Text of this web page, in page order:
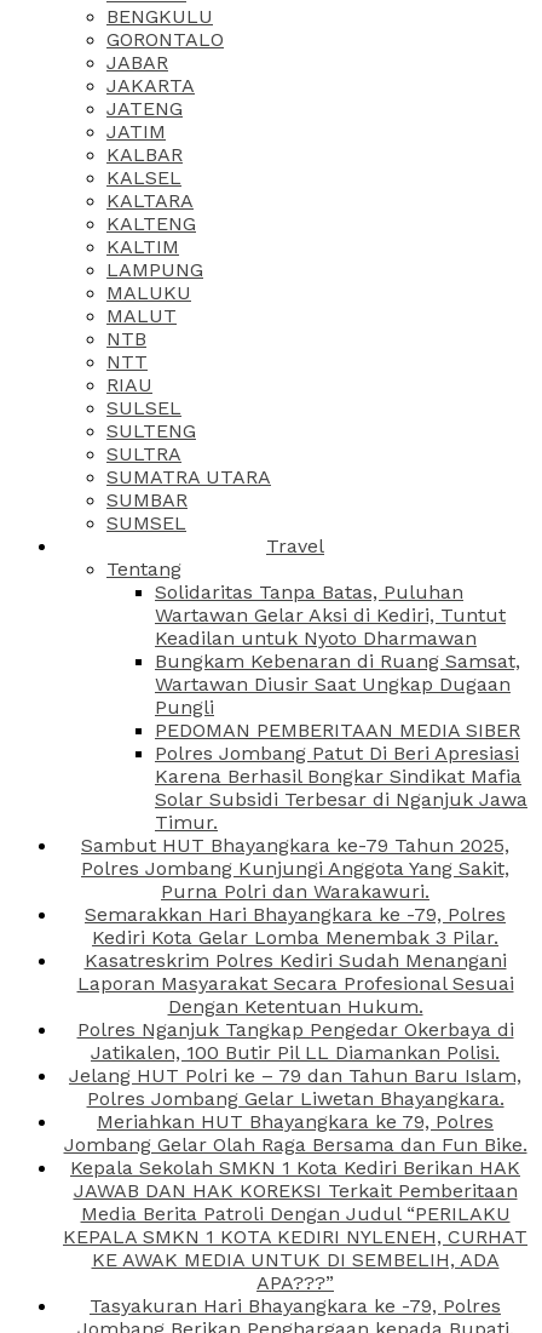
BENGKULU
GORONTALO
JABAR
JAKARTA
JATENG
JATIM
KALBAR
KALSEL
KALTARA
KALTENG
KALTIM
LAMPUNG
MALUKU
MALUT
NTB
NTT
RIAU
SULSEL
SULTENG
SULTRA
SUMATRA UTARA
SUMBAR
SUMSEL
Travel
Tentang
Solidaritas Tanpa Batas, Puluhan
Wartawan Gelar Aksi di Kediri, Tuntut
Keadilan untuk Nyoto Dharmawan
Bungkam Kebenaran di Ruang Samsat,
Wartawan Diusir Saat Ungkap Dugaan
Pungli
PEDOMAN PEMBERITAAN MEDIA SIBER
Polres Jombang Patut Di Beri Apresiasi
Karena Berhasil Bongkar Sindikat Mafia
Solar Subsidi Terbesar di Nganjuk Jawa
Timur.
Sambut HUT Bhayangkara ke-79 Tahun 2025,
Polres Jombang Kunjungi Anggota Yang Sakit,
Purna Polri dan Warakawuri.
Semarakkan Hari Bhayangkara ke -79, Polres
Kediri Kota Gelar Lomba Menembak 3 Pilar.
Kasatreskrim Polres Kediri Sudah Menangani
Laporan Masyarakat Secara Profesional Sesuai
Dengan Ketentuan Hukum.
Polres Nganjuk Tangkap Pengedar Okerbaya di
Jatikalen, 100 Butir Pil LL Diamankan Polisi.
Jelang HUT Polri ke – 79 dan Tahun Baru Islam,
Polres Jombang Gelar Liwetan Bhayangkara.
Meriahkan HUT Bhayangkara ke 79, Polres
Jombang Gelar Olah Raga Bersama dan Fun Bike.
Kepala Sekolah SMKN 1 Kota Kediri Berikan HAK
JAWAB DAN HAK KOREKSI Terkait Pemberitaan
Media Berita Patroli Dengan Judul “PERILAKU
KEPALA SMKN 1 KOTA KEDIRI NYLENEH, CURHAT
KE AWAK MEDIA UNTUK DI SEMBELIH, ADA
APA???”
Tasyakuran Hari Bhayangkara ke -79, Polres